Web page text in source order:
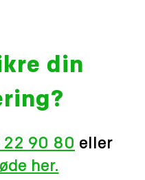
din
22 90 80 eller
her.